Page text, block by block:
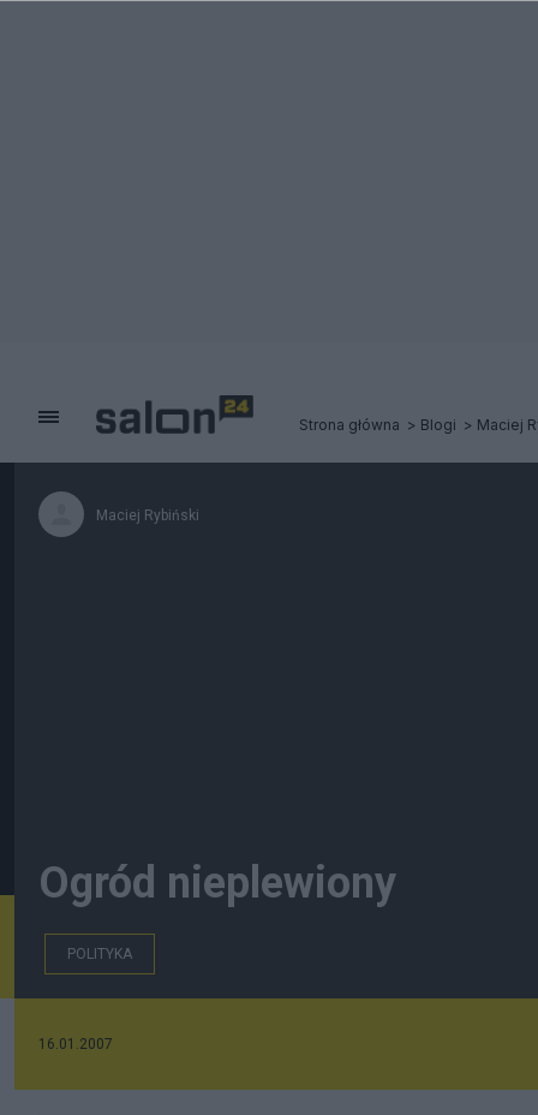
Strona główna Blogi Maciej
Maciej Rybiński
Ogród nieplewiony
POLITYKA
16.01.2007